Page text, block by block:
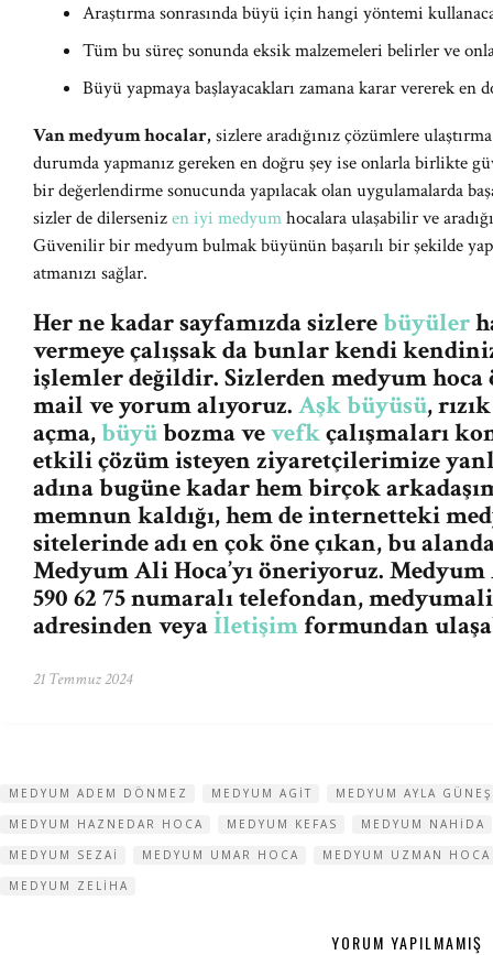
Araştırma sonrasında büyü için hangi yöntemi
Tüm bu süreç sonunda eksik malzemeleri belirler ve
Büyü yapmaya başlayacakları zamana karar vererek en
Van medyum hocalar,sizlere aradığınız çözümlere
durumda yapmanız gereken en doğru şey ise onlarla birlikte
bir değerlendirme sonucunda yapılacak olan uygulamalarda
sizler de dilersenizen iyi medyumhocalara ulaşabilir ve
Güvenilir bir medyum bulmak büyünün başarılı bir şekilde
atmanızı sağlar.
Her ne kadar sayfamızda sizlerebüyüler
vermeye çalışsak da bunlar kendi
işlemler değildir. Sizlerden medyum
mail ve yorum alıyoruz. Aşk büyüsü,
açma,büyübozma vevefkçalışmaları
etkili çözüm isteyen ziyaretçilerimize
adına bugüne kadar hem birçok
memnun kaldığı, hem de internetteki
sitelerinde adı en çok öne çıkan, bu
Medyum Ali Hoca’yı öneriyoruz. Medyum
590 62 75 numaralı telefondan,
adresinden veyaİletişim formundan
21 Temmuz 2024
MEDYUM ADEM DÖNMEZ MEDYUM AGIT
MEDYUM AYLA GÜNEŞ
MEDYUM HAZNEDAR HOCA
MEDYUM KEFAS
MEDYUM NAHIDA
MEDYUM SEZAI
MEDYUM UMAR HOCA
MEDYUM UZMAN HOCA
MEDYUM ZELIHA
YORUM YAPILMAMIŞ